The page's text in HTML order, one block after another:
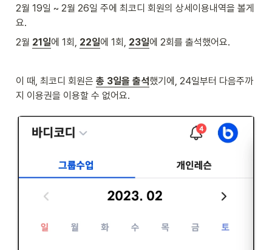
2월 19일 ~ 2월 26일 주에 최코디 회원의 상세이용내역을 볼게
요.
2월 21일에 1회, 22일에 1회, 23일에 2회를 출석했어요.
이 때, 최코디 회원은 총 3일을 출석했기에, 24일부터 다음주까
지 이용권을 이용할 수 없어요.